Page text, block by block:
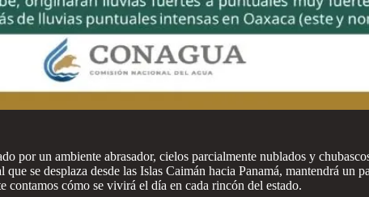
por un ambiente abrasador, cielos parcialmente nublados y
se desplaza desde las Islas Caimán hacia Panamá, mantendrá
cómo se vivirá el día en cada rincón del estado.